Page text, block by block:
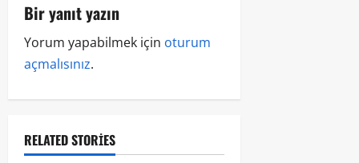
Bir yanıt yazın
Yorum yapabilmek için oturum
açmalısınız.
RELATED STORIES